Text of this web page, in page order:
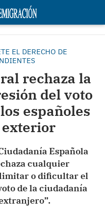
EL DERECHO DE
rechaza la
del voto
españoles
exterior
Española
cualquier
limitar o dificultar el
de la ciudadanía